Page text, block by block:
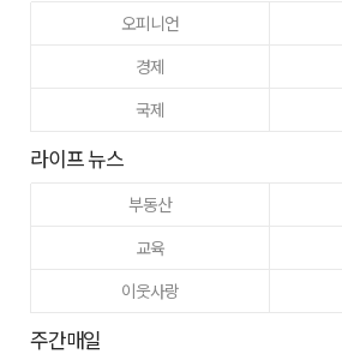
오피니언
경제
국제
라이프 뉴스
부동산
교육
이웃사랑
주간매일